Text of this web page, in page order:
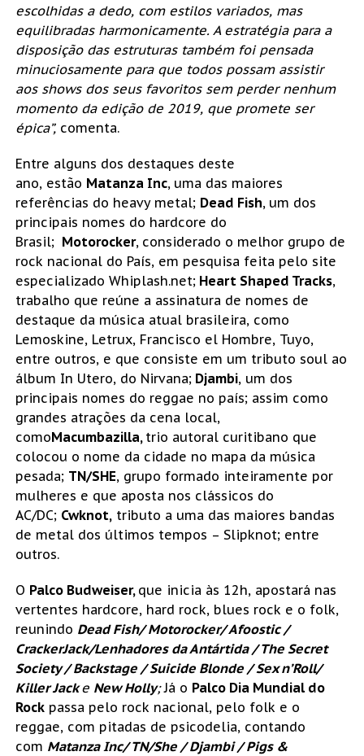
escolhidas a dedo, com estilos variados, mas
equilibradas harmonicamente. A estratégia para a
disposição das estruturas também foi pensada
minuciosamente para que todos possam assistir
aos shows dos seus favoritos sem perder nenhum
momento da edição de 2019, que promete ser
épica”,comenta.
Entre alguns dos destaques deste
ano, estão Matanza Inc, uma das maiores
referências do heavy metal; Dead Fish, um dos
principais nomes do hardcore do
Brasil; Motorocker, considerado o melhor grupo de
rock nacional do País, em pesquisa feita pelo site
especializado Whiplash.net; Heart Shaped Tracks,
trabalho que reúne a assinatura de nomes de
destaque da música atual brasileira, como
Lemoskine, Letrux, Francisco el Hombre, Tuyo,
entre outros, e que consiste em um tributo soul ao
álbum In Utero, do Nirvana; Djambi, um dos
principais nomes do reggae no país; assim como
grandes atrações da cena local,
comoMacumbazilla, trio autoral curitibano que
colocou o nome da cidade no mapa da música
pesada; TN/SHE, grupo formado inteiramente por
mulheres e que aposta nos clássicos do
AC/DC; Cwknot, tributo a uma das maiores bandas
de metal dos últimos tempos – Slipknot; entre
outros.
O Palco Budweiser, que inicia às 12h, apostará nas
vertentes hardcore, hard rock, blues rock e o folk,
reunindo Dead Fish/ Motorocker/ Afoostic /
CrackerJack/Lenhadores da Antártida / The Secret
Society / Backstage / Suicide Blonde / Sex n’Roll/
Killer Jacke New Holly;Já o Palco Dia Mundial do
Rockpassa pelo rock nacional, pelo folk e o
reggae, com pitadas de psicodelia, contando
com Matanza Inc/ TN/She / Djambi / Pigs &